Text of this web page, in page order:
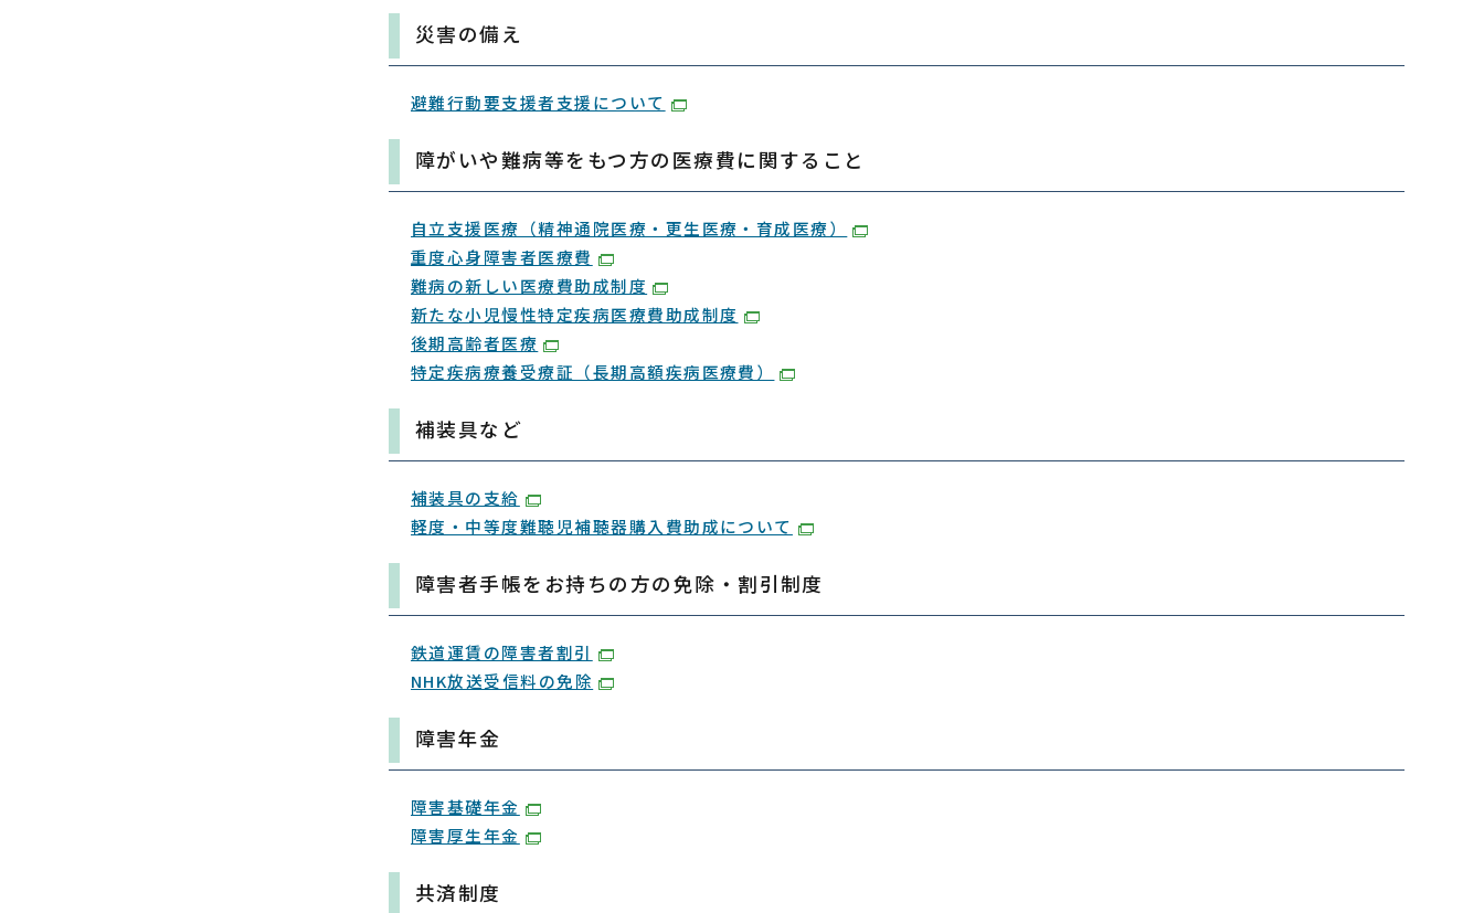
災害の備え
避難行動要支援者支援について
障がいや難病等をもつ方の医療費に関すること
自立支援医療（精神通院医療・更生医療・育成医療）
重度心身障害者医療費
難病の新しい医療費助成制度
新たな小児慢性特定疾病医療費助成制度
後期高齢者医療
特定疾病療養受療証（長期高額疾病医療費）
補装具など
補装具の支給
軽度・中等度難聴児補聴器購入費助成について
障害者手帳をお持ちの方の免除・割引制度
鉄道運賃の障害者割引
NHK放送受信料の免除
障害年金
障害基礎年金
障害厚生年金
共済制度